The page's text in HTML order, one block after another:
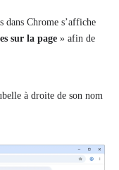
dans Chrome s’affiche
sur la page » afin de
à droite de son nom